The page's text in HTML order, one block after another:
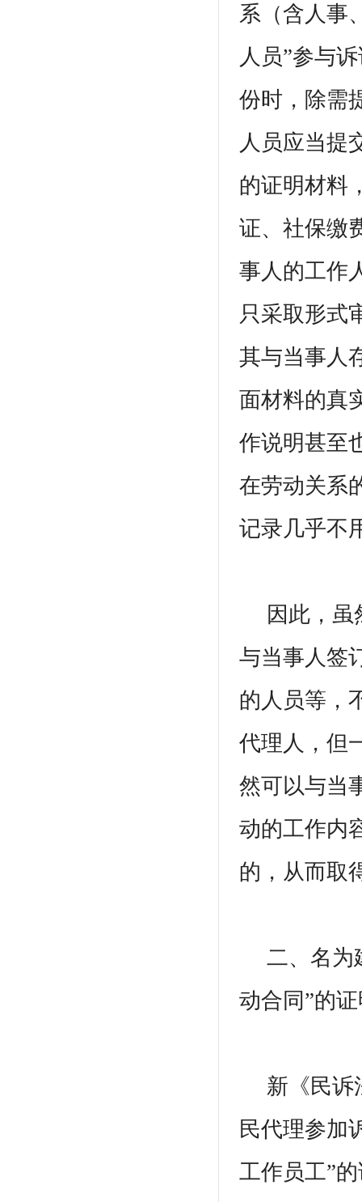
系（含人事
人员”参与
份时，除需
人员应当提
的证明材料
证、社保缴
事人的工作
只采取形式
其与当事人
面材料的真
作说明甚至
在劳动关系
记录几乎不
因此，虽
与当事人签
的人员等，
代理人，但
然可以与当
动的工作内
的，从而取
二、名为
动合同”的
新《民诉
民代理参加
工作员工”